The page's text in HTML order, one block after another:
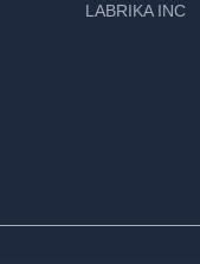
LABRIKA INC